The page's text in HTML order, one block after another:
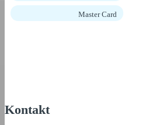
Master Card
Kontakt